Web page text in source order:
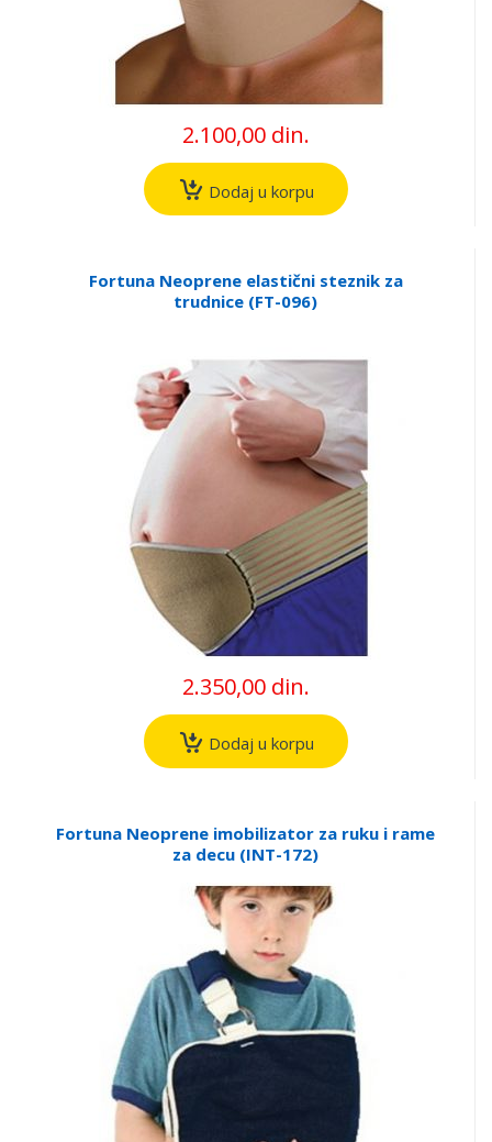
2.100,00 din.
Dodaj u korpu
Fortuna Neoprene elastični steznik za
trudnice (FT-096)
2.350,00 din.
Dodaj u korpu
Fortuna Neoprene imobilizator za ruku i rame
za decu (INT-172)